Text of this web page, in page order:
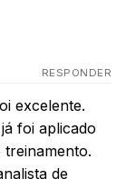
RESPONDER
excelente.
foi aplicado
de